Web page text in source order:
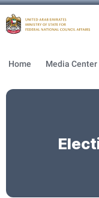
Home Media Center